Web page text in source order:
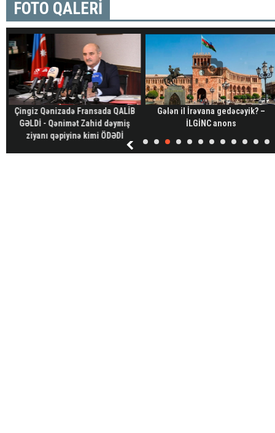
FOTO QALERİ
Çingiz Qənizadə Fransada QALİB
GƏLDİ - Qənimət Zahid dəymiş
ziyanı qəpiyinə kimi ÖDƏDİ
Gələn il İrəvana gedəcəyik? –
İLGİNC anons